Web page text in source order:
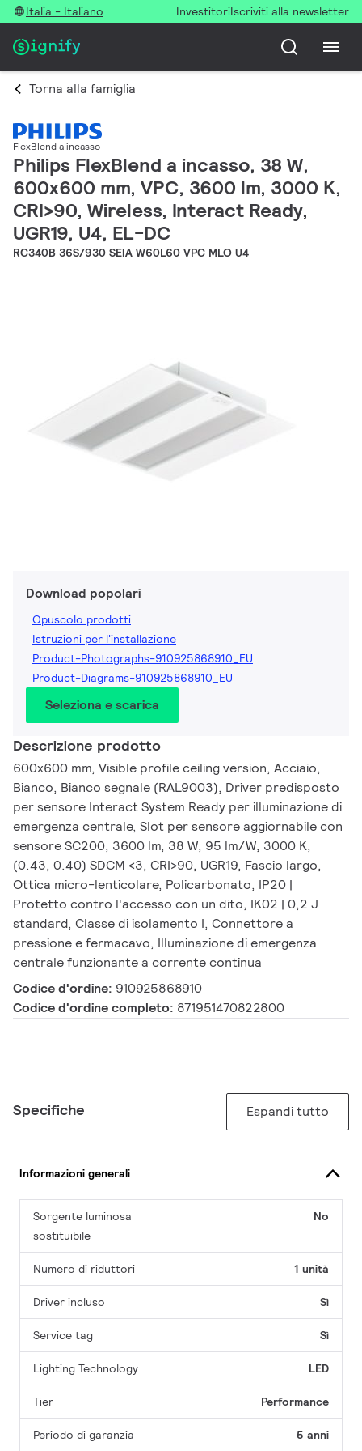
Italia - Italiano InvestitoriIscriviti alla newsletter
Torna alla famiglia
FlexBlend a incasso
Philips FlexBlend a incasso, 38 W,
600x600 mm, VPC, 3600 lm, 3000 K,
CRI>90, Wireless, Interact Ready,
UGR19, U4, EL-DC
RC340B 36S/930 SEIA W60L60 VPC MLO U4
Download popolari
Opuscolo prodotti
Istruzioni per l'installazione
Product-Photographs-910925868910_EU
Product-Diagrams-910925868910_EU
Seleziona e scarica
Descrizione prodotto
600x600 mm, Visible profile ceiling version, Acciaio,
Bianco, Bianco segnale (RAL9003), Driver predisposto
per sensore Interact System Ready per illuminazione di
emergenza centrale, Slot per sensore aggiornabile con
sensore SC200, 3600 lm, 38 W, 95 lm/W, 3000 K,
(0.43, 0.40) SDCM <3, CRI>90, UGR19, Fascio largo,
Ottica micro-lenticolare, Policarbonato, IP20 |
Protetto contro l'accesso con un dito, IK02 | 0,2 J
standard, Classe di isolamento I, Connettore a
pressione e fermacavo, Illuminazione di emergenza
centrale funzionante a corrente continua
Codice d'ordine: 910925868910
Codice d'ordine completo: 871951470822800
Specifiche Espandi tutto
Informazioni generali
Sorgente luminosa
sostituibile
No
Numero di riduttori 1 unità
Driver incluso Sì
Service tag Sì
Lighting Technology LED
Tier Performance
Periodo di garanzia 5 anni